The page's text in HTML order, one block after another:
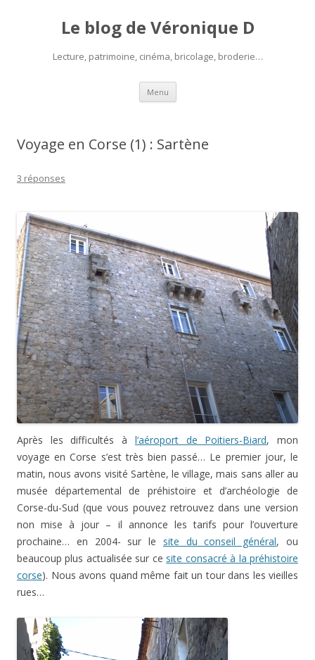
Le blog de Véronique D
Lecture, patrimoine, cinéma, bricolage, broderie…
Menu Aller
contenu
Voyage en Corse (1) : Sartène
3 réponses
Après les difficultés à l’aéroport de Poitiers-Biard, mon
voyage en Corse s’est très bien passé… Le premier jour, le
matin, nous avons visité Sartène, le village, mais sans aller au
musée départemental de préhistoire et d’archéologie de
Corse-du-Sud (que vous pouvez retrouvez dans une version
non mise à jour – il annonce les tarifs pour l’ouverture
prochaine… en 2004- sur le site du conseil général, ou
beaucoup plus actualisée sur ce site consacré à la préhistoire
corse). Nous avons quand même fait un tour dans les vieilles
rues…